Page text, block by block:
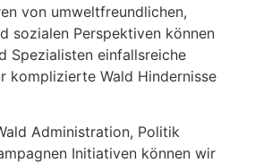
von umweltfreundlichen,
sozialen Perspektiven können
Spezialisten einfallsreiche
komplizierte Wald Hindernisse
Administration, Politik
Initiativen können wir